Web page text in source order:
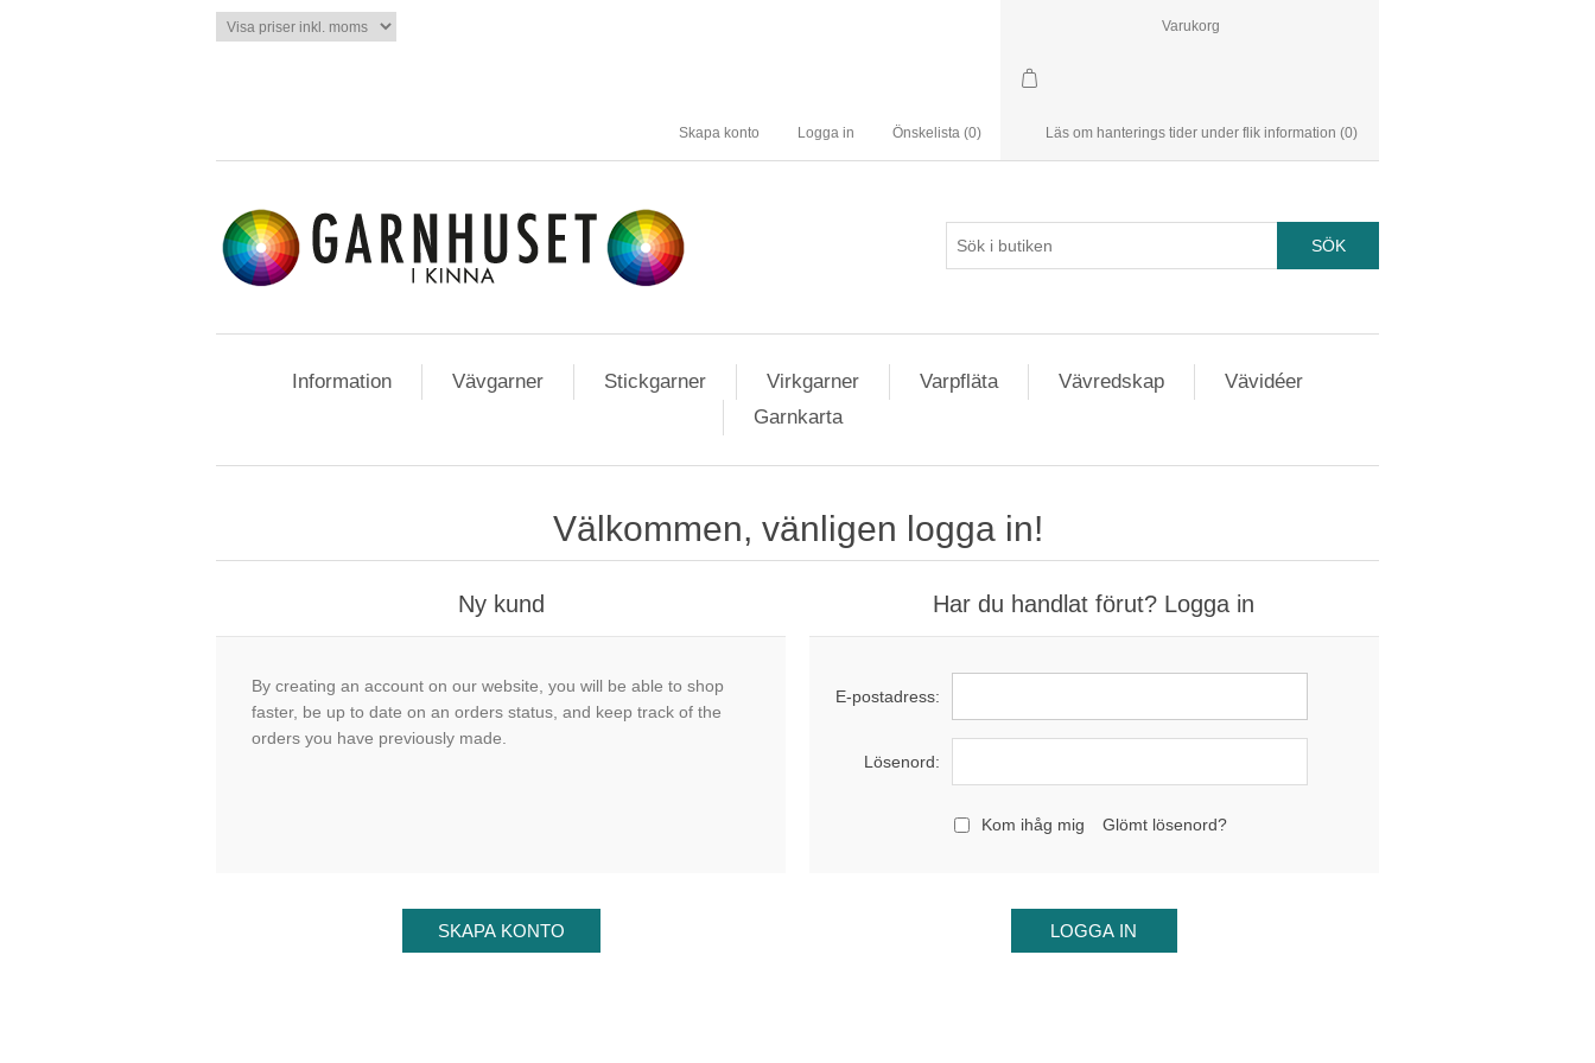
Skapa konto Logga in Önskelista (0)
Varukorg
Läs om hanterings tider under flik information (0)
Information Vävgarner Stickgarner Virkgarner Varpfläta Vävredskap
Vävidéer
Garnkarta
Välkommen, vänligen logga in!
Ny kund
By creating an account on our website, you will be able to shop
faster, be up to date on an orders status, and keep track of the
orders you have previously made.
Har du handlat förut? Logga in
E-postadress:
Lösenord:
Kom ihåg mig Glömt lösenord?